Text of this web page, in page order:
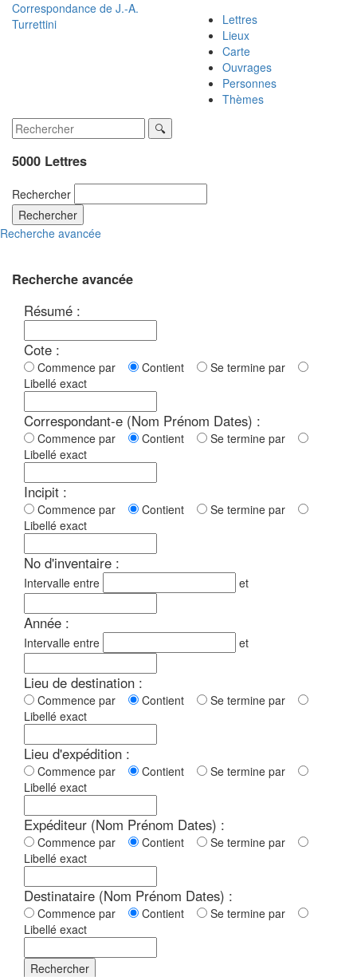
Correspondance de J.-A.
Turrettini
Lettres
Lieux
Carte
Ouvrages
Personnes
Thèmes
5000 Lettres
Rechercher
Rechercher
Recherche avancée
Recherche avancée
Résumé :
Cote :
Commence par Contient
Se termine par
Libellé exact
Correspondant-e (Nom Prénom Dates) :
Commence par Contient
Se termine par
Libellé exact
Incipit :
Commence par Contient
Se termine par
Libellé exact
No d'inventaire :
Intervalle entre et
Année :
Intervalle entre et
Lieu de destination :
Commence par Contient
Se termine par
Libellé exact
Lieu d'expédition :
Commence par Contient
Se termine par
Libellé exact
Expéditeur (Nom Prénom Dates) :
Commence par Contient
Se termine par
Libellé exact
Destinataire (Nom Prénom Dates) :
Commence par Contient
Se termine par
Libellé exact
Rechercher